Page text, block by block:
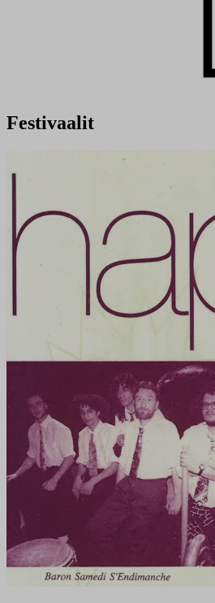
Festivaalit